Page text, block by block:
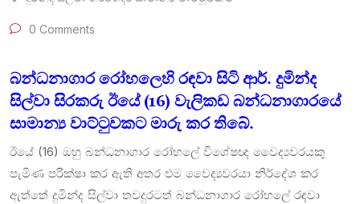
0 Comments
බන්ධනාගාර රෝහලෙහි රඳවා සිටි ආර්. දුමින්ද
සිල්වා සිරකරු ඊයේ (16) වැලිකඩ බන්ධනාගාරයේ
සාමාන්‍ය වාට්ටුවකට මාරු කර තිබේ.
ඊයේ (16) ඔහු බන්ධනාගාර රෝහලේ විශේෂඥ වෛද්‍යවරයකු
පැමිණ පරික්ෂා කර ඇති අතර එම වෛද්‍යවරයා නිර්දේශ කර
ඇත්තේ දුමින්ද සිල්වා තවදුරටත් බන්ධනාගාර රෝහලේ රඳවා